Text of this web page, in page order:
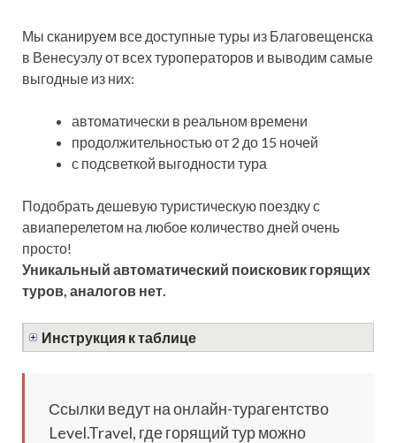
Мы сканируем все доступные туры из Благовещенска
в Венесуэлу от всех туроператоров и выводим самые
выгодные из них:
автоматически в реальном времени
продолжительностью от 2 до 15 ночей
с подсветкой выгодности тура
Подобрать дешевую туристическую поездку с
авиаперелетом на любое количество дней очень
просто!
Уникальный автоматический поисковик горящих
туров, аналогов нет.
Инструкция к таблице
Ссылки ведут на онлайн-турагентство
Level.Travel, где горящий тур можно